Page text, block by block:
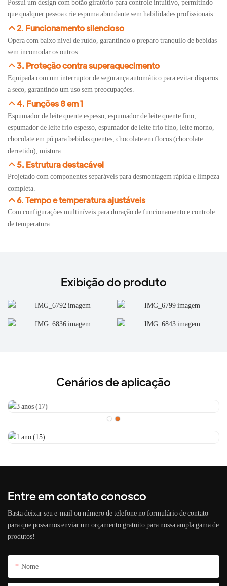
Possui um design com botão giratório para controle intuitivo, permitindo
que qualquer pessoa crie espuma abundante sem habilidades profissionais.
2. Funcionamento silencioso
Opera com baixo nível de ruído, garantindo o preparo tranquilo de bebidas
sem incomodar os outros.
3. Proteção contra superaquecimento
Equipada com um interruptor de segurança automático para evitar disparos
a seco, garantindo um uso sem preocupações.
4. Funções 8 em 1
Espumador de leite quente espesso, espumador de leite quente fino,
espumador de leite frio espesso, espumador de leite frio fino, leite morno,
chocolate em pó para bebidas quentes, chocolate em flocos (chocolate
derretido), mistura.
5. Estrutura destacável
Projetado com componentes separáveis ​​para desmontagem rápida e limpeza
completa.
6. Tempo e temperatura ajustáveis
Com configurações multiníveis para duração de funcionamento e controle
de temperatura.
Exibição do produto
Cenários de aplicação
Entre em contato conosco
Basta deixar seu e-mail ou número de telefone no formulário de contato
para que possamos enviar um orçamento gratuito para nossa ampla gama de
produtos!
Nome